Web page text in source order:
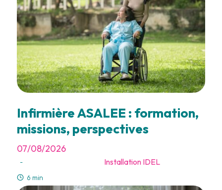
Infirmière ASALEE : formation,
missions, perspectives
07/08/2026
- Installation IDEL
6 min